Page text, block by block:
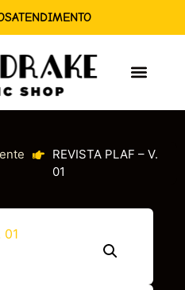
ATENDIMENTO
REVISTA PLAF – V.
01